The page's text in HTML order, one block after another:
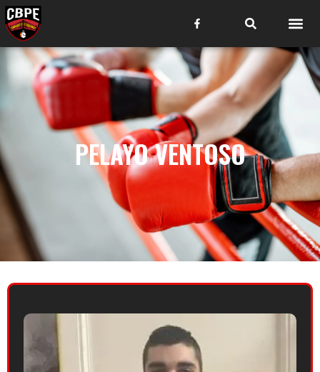
PELAYO VENTOSO